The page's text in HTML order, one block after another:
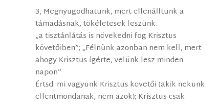
3, Megnyugodhatunk, mert ellenálltunk a
támadásnak, tökéletesek leszünk.
„a tisztánlátás is növekedni fog Krisztus
követőiben”; „Félnünk azonban nem kell, mert
ahogy Krisztus ígérte, velünk lesz minden
napon”
Értsd: mi vagyunk Krisztus követői (akik nekünk
ellentmondanak, nem azok); Krisztus csak